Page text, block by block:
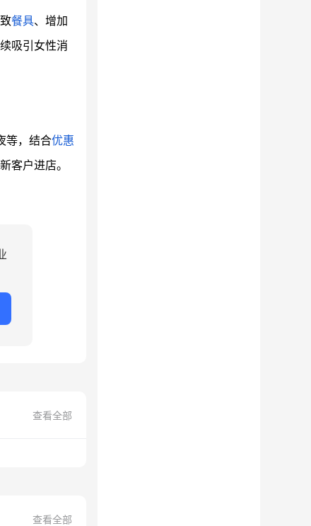
餐具、增加
吸引女性消
等，结合优惠
客户进店。
查看全部
查看全部